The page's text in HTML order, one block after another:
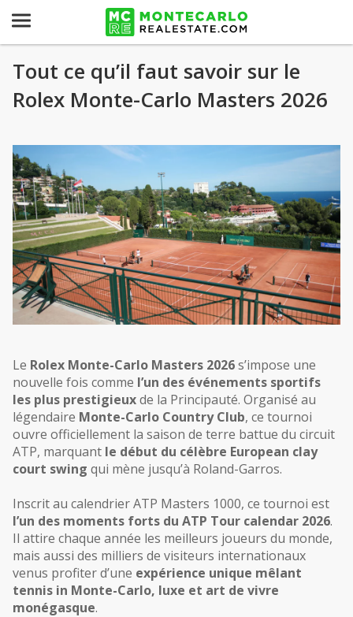
Tout ce qu’il faut savoir sur le
Rolex Monte-Carlo Masters 2026
Le Rolex Monte-Carlo Masters 2026 s’impose une
nouvelle fois comme l’un des événements sportifs
les plus prestigieux de la Principauté. Organisé au
légendaire Monte-Carlo Country Club, ce tournoi
ouvre officiellement la saison de terre battue du circuit
ATP, marquant le début du célèbre European clay
court swing qui mène jusqu’à Roland-Garros.
l’un des moments forts du ATP Tour calendar 2026.
Il attire chaque année les meilleurs joueurs du monde,
mais aussi des milliers de visiteurs internationaux
venus profiter d’une expérience unique mêlant
tennis in Monte-Carlo, luxe et art de vivre
monégasque.